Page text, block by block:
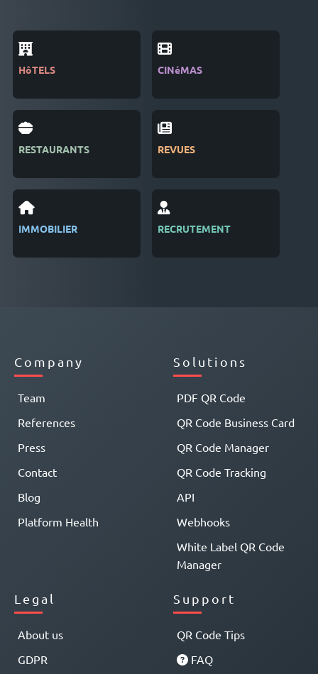
HôTELS
RESTAURANTS
IMMOBILIER
CINéMAS
REVUES
RECRUTEMENT
Company
Team
References
Press
Contact
Blog
Platform Health
Solutions
PDF QR Code
QR Code Business Card
QR Code Manager
QR Code Tracking
API
Webhooks
White Label QR Code
Manager
Legal
About us
GDPR
Support
QR Code Tips
FAQ